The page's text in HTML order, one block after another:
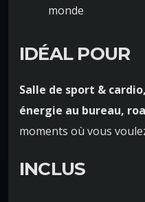
monde
IDÉAL POUR
Salle de sport &
énergie au bureau,
moments où vous
INCLUS